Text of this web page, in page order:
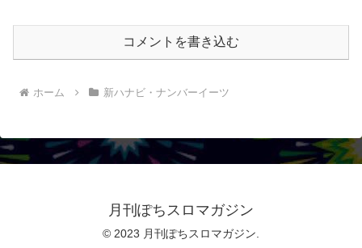
コメントを書き込む
ホーム 新ハナビ・ナンバーイーツ
月刊ぽちスロマガジン
© 2023 月刊ぽちスロマガジン.